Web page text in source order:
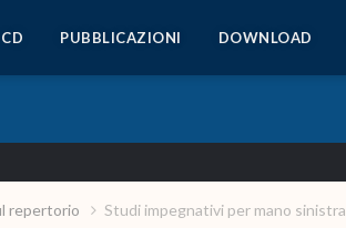
CD PUBBLICAZIONI DOWNLOAD
repertorio Studi impegnativi per mano sinistra